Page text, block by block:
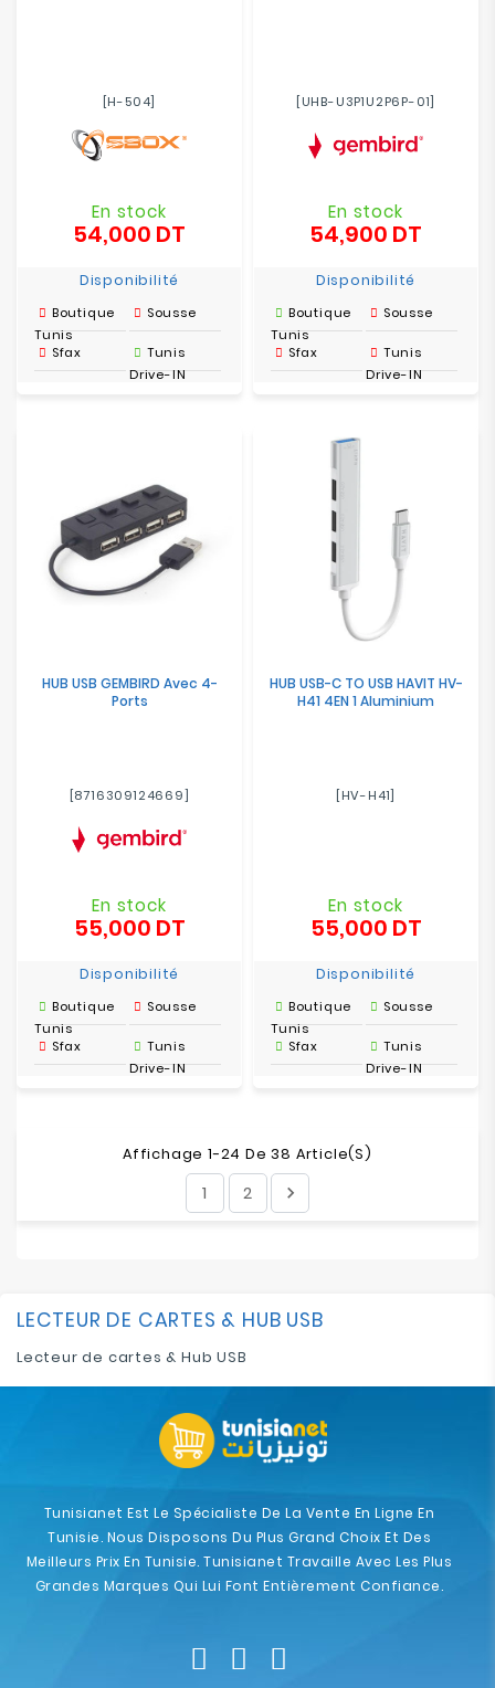
[H-504]
En stock
54,000 DT
Disponibilité
Boutique
Tunis
Sousse
Sfax
Tunis
Drive-IN
[UHB-U3P1U2P6P-01]
En stock
54,900 DT
Disponibilité
Boutique
Tunis
Sousse
Sfax
Tunis
Drive-IN
HUB USB GEMBIRD Avec 4-
Ports
[8716309124669]
En stock
55,000 DTPrix
Disponibilité
Boutique
Tunis
Sousse
Sfax
Tunis
Drive-IN
HUB USB-C TO USB HAVIT HV-
H41 4EN 1 Aluminium
[HV-H41]
En stock
55,000 DTPrix
Disponibilité
Boutique
Tunis
Sousse
Sfax
Tunis
Drive-IN
Affichage 1-24 De 38 Article(s)
1 2 
LECTEUR DE CARTES & HUB USB
Lecteur de cartes & Hub USB
Tunisianet Est Le Spécialiste De La Vente En Ligne En
Tunisie. Nous Disposons Du Plus Grand Choix Et Des
Meilleurs Prix En Tunisie. Tunisianet Travaille Avec Les Plus
Grandes Marques Qui Lui Font Entièrement Confiance.